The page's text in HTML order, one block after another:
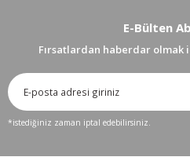
E-Bülten
Fırsatlardan haberdar olmak
*istediğiniz zaman iptal edebilirsiniz.